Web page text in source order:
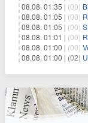
08.08. 01:35 | (00)
08.08. 01:05 | (00)
08.08. 01:05 | (00)
08.08. 01:01 | (00)
08.08. 01:00 | (00)
08.08. 01:00 | (02)